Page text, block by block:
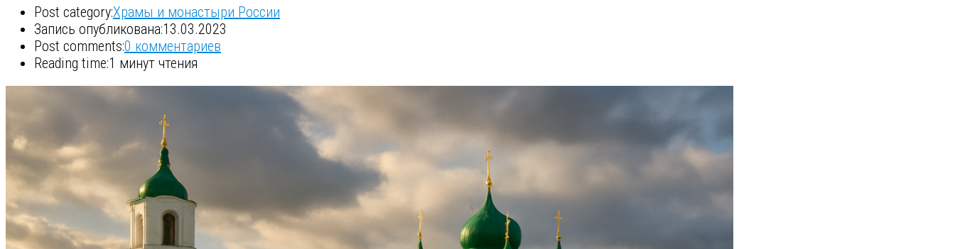
Post category:Храмы и монастыри России
Запись опубликована:13.03.2023
Post comments:0 комментариев
Reading time:1 минут чтения